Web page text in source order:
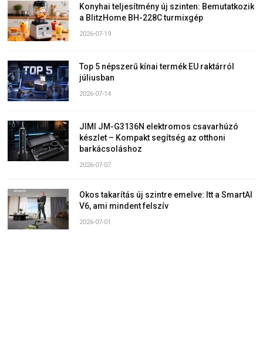
Konyhai teljesítmény új szinten: Bemutatkozik
a BlitzHome BH-228C turmixgép
2026-07-19
Top 5 népszerű kínai termék EU raktárról
júliusban
2026-07-14
JIMI JM-G3136N elektromos csavarhúzó
készlet – Kompakt segítség az otthoni
barkácsoláshoz
2026-07-07
Okos takarítás új szintre emelve: Itt a SmartAI
V6, ami mindent felszív
2026-07-01